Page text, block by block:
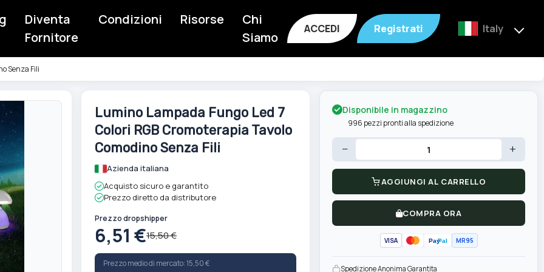
Diventa
Fornitore
Condizioni Risorse
Chi
Siamo
ACCEDI Registrati Italy
Senza Fili
Vai
immagini
Lumino Lampada Fungo Led 7
Colori RGB Cromoterapia Tavolo
Comodino Senza Fili
Azienda italiana
Acquisto sicuro e garantito
Prezzo diretto da distributore
Prezzo dropshipper
6,51 €15,50 €
Prezzo medio di mercato: 15,50 €
Disponibile in magazzino
996 pezzi pronti alla spedizione
− +
AGGIUNGI AL CARRELLO
COMPRA ORA
VISA PayPal MR95
Spedizione Anonima Garantita